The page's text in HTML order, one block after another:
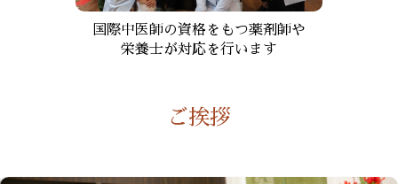
国際中医師の資格をもつ薬剤師や
栄養士が対応を行います
ご挨拶